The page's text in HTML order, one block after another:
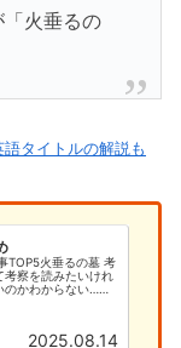
火垂るの
タイトルの解説も
TOP5火垂るの墓 考
察を読みたいけれ
かわからない…そ
2025.08.14